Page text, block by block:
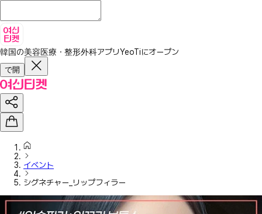
韓国の美容医療・整形外科アプリYeoTiにオープン
で開
イベント
シグネチャー_リップフィラー